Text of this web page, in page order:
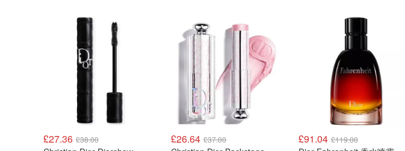
£27.36 £38.00 £26.64 £37.00 £91.04 £119.00